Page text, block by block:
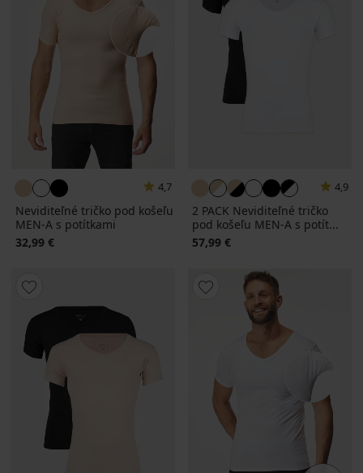
4,7
Neviditeľné tričko pod košeľu
MEN-A s potítkami
32,99 €
4,9
2 PACK Neviditeľné tričko
pod košeľu MEN-A s potít...
57,99 €